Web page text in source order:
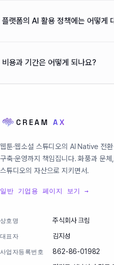
구글 시트·슬랙 같은 협업 툴과 연동합
플랫폼의 AI 활용 정책에는 어떻게
어느 공정에 어떤 방식으로 AI가 쓰였
비용과 기간은 어떻게 되나요?
안내해 드립니다.
CREAM AX
웹툰·웹소설 스튜디오의 AI Native 전
구축·운영까지 책임집니다. 화풍과 문체
스튜디오의 자산으로 지키면서.
일반 기업용 페이지 보기 →
상호명 주식회사 크림
대표자 김지성
사업자등록번호 862-86-01982